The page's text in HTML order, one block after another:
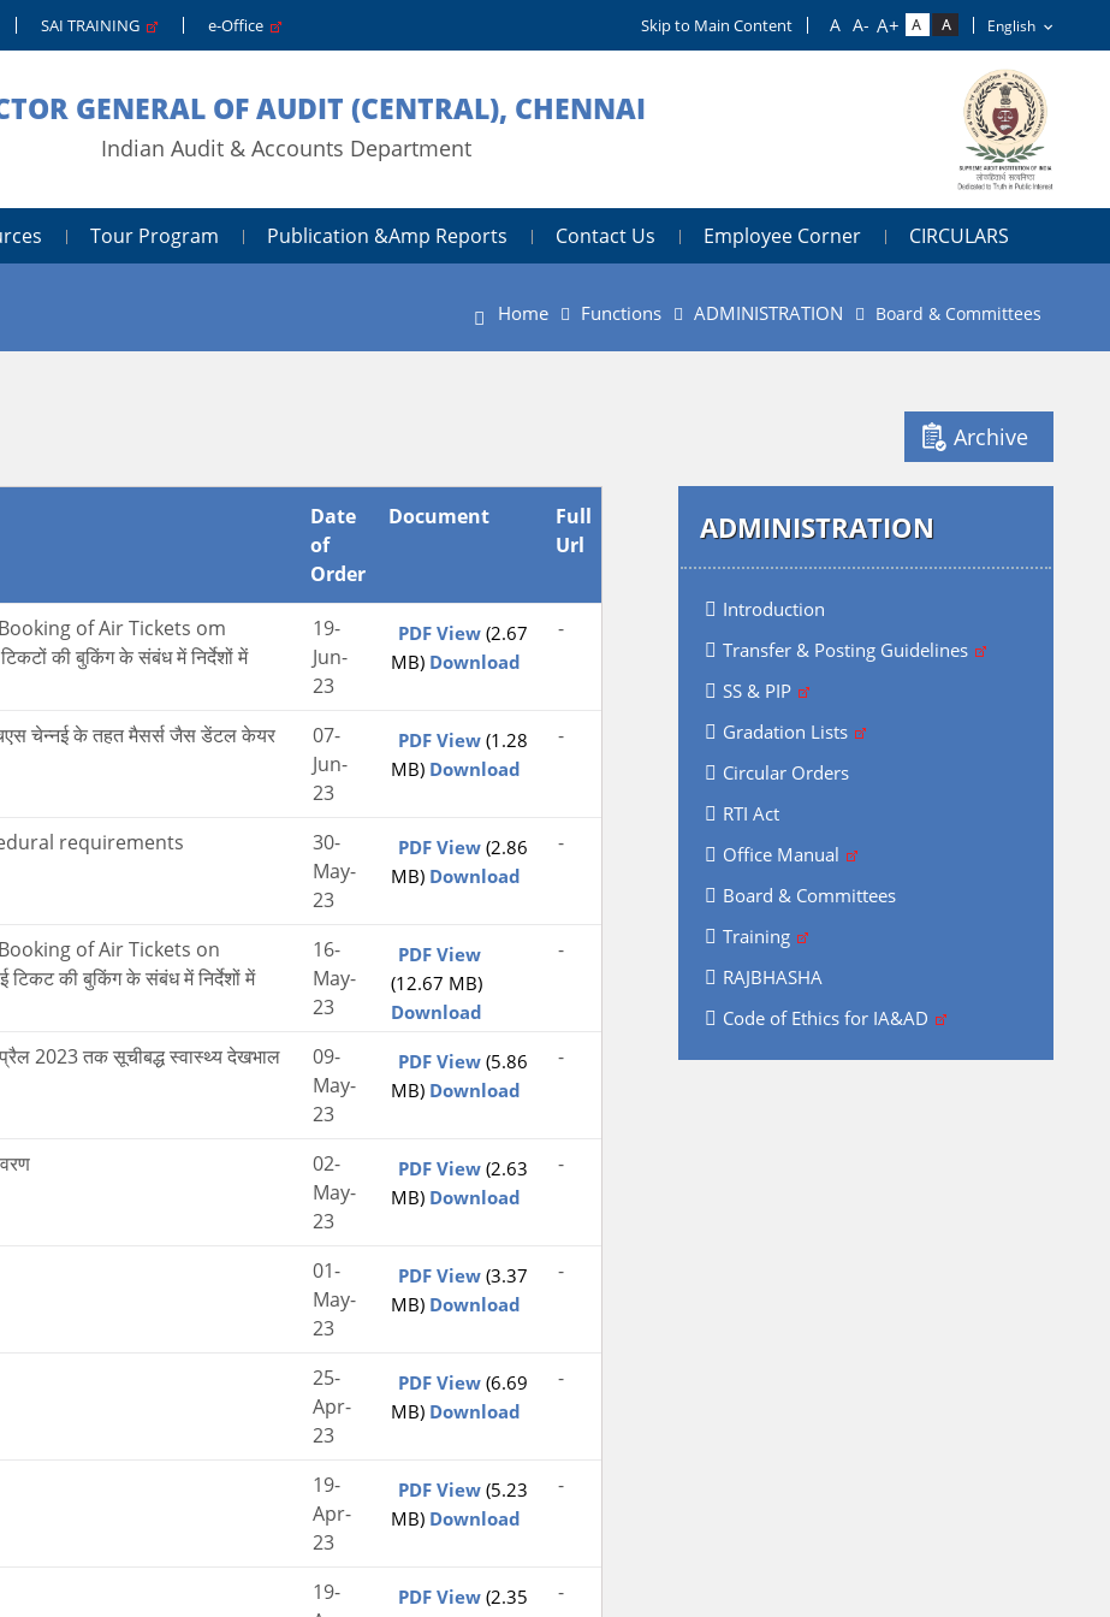
SAI TRAINING e-Office Skip to Main Content
GENERAL OF AUDIT (CENTRAL), CHENNAI
Indian Audit & Accounts Department
Tour Program Publication &amp Reports Contact Us Employee Corner CIRCULARS
Home Functions ADMINISTRATION Board & Committees
Archive
ADMINISTRATION
Introduction
Transfer & Posting Guidelines
SS & PIP
Gradation Lists
Circular Orders
RTI Act
Office Manual
Board & Committees
Training
RAJBHASHA
Code of Ethics for IA&AD
Date
of
Order
Document
Full
Url
of Air Tickets om
की बुकिंग के संबंध में निर्देशों में
19-
Jun-
23
PDF View (2.67
MB) Download
-
चेन्नई के तहत मैसर्स जैस डेंटल केयर
07-
Jun-
23
PDF View (1.28
MB) Download
-
requirements
30-
May-
23
PDF View (2.86
MB) Download
-
of Air Tickets on
की बुकिंग के संबंध में निर्देशों में
16-
May-
23
PDF View
(12.67 MB)
Download
-
2023 तक सूचीबद्ध स्वास्थ्य देखभाल
09-
May-
23
PDF View (5.86
MB) Download
-
02-
May-
23
PDF View (2.63
MB) Download
-
01-
May-
23
PDF View (3.37
MB) Download
-
25-
Apr-
23
PDF View (6.69
MB) Download
-
19-
Apr-
23
PDF View (5.23
MB) Download
-
19-
PDF View (2.35
-